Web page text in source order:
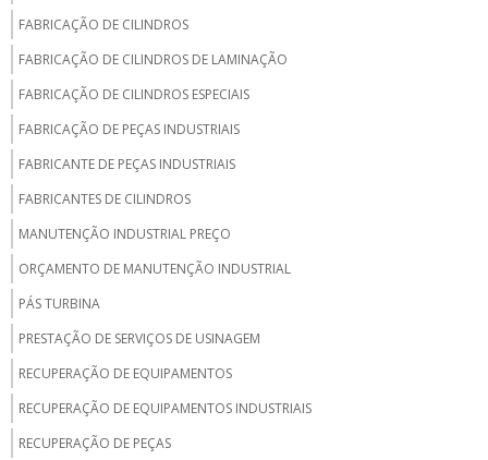
FABRICAÇÃO DE CILINDROS
FABRICAÇÃO DE CILINDROS DE LAMINAÇÃO
FABRICAÇÃO DE CILINDROS ESPECIAIS
FABRICAÇÃO DE PEÇAS INDUSTRIAIS
FABRICANTE DE PEÇAS INDUSTRIAIS
FABRICANTES DE CILINDROS
MANUTENÇÃO INDUSTRIAL PREÇO
ORÇAMENTO DE MANUTENÇÃO INDUSTRIAL
PÁS TURBINA
PRESTAÇÃO DE SERVIÇOS DE USINAGEM
RECUPERAÇÃO DE EQUIPAMENTOS
RECUPERAÇÃO DE EQUIPAMENTOS INDUSTRIAIS
RECUPERAÇÃO DE PEÇAS